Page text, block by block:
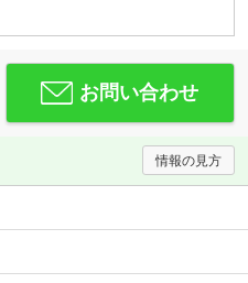
はご相談からいかがで
とが分からない」と思
る費用っていくら？な
しない！賢い家探し。
合っています。
い』そんなお店作りを
お問い合わせ
情報の見方